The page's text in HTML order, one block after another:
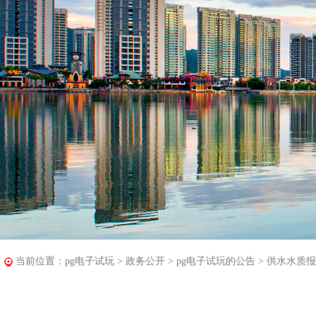
当前位置： pg电子试玩 > 政务公开 > pg电子试玩的公告 > 供水水质